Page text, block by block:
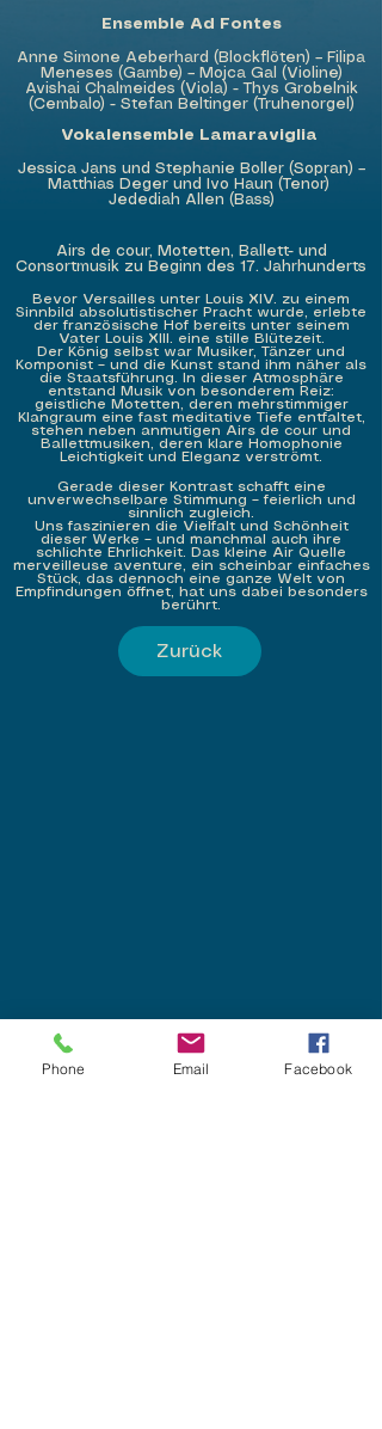
Ensemble Ad Fontes
Anne Simone Aeberhard (Blockflöten) – Filipa
Meneses (Gambe) – Mojca Gal (Violine)
Avishai Chalmeides (Viola) - Thys Grobelnik
(Cembalo) - Stefan Beltinger (Truhenorgel)
Vokalensemble Lamaraviglia
Jessica Jans und Stephanie Boller (Sopran) –
Matthias Deger und Ivo Haun (Tenor)
Jedediah Allen (Bass)
Airs de cour, Motetten, Ballett- und
Consortmusik zu Beginn des 17. Jahrhunderts
Bevor Versailles unter Louis XIV. zu einem
Sinnbild absolutistischer Pracht wurde, erlebte
der französische Hof bereits unter seinem
Vater Louis XIII. eine stille Blütezeit.
Der König selbst war Musiker, Tänzer und
Komponist – und die Kunst stand ihm näher als
die Staatsführung. In dieser Atmosphäre
entstand Musik von besonderem Reiz:
geistliche Motetten, deren mehrstimmiger
Klangraum eine fast meditative Tiefe entfaltet,
stehen neben anmutigen Airs de cour und
Ballettmusiken, deren klare Homophonie
Leichtigkeit und Eleganz verströmt.
Gerade dieser Kontrast schafft eine
unverwechselbare Stimmung – feierlich und
sinnlich zugleich.
Uns faszinieren die Vielfalt und Schönheit
dieser Werke – und manchmal auch ihre
schlichte Ehrlichkeit. Das kleine Air Quelle
merveilleuse aventure, ein scheinbar einfaches
Stück, das dennoch eine ganze Welt von
Empfindungen öffnet, hat uns dabei besonders
berührt.
Zurück
Phone Email Facebook